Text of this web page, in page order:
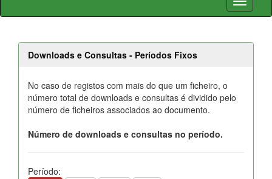
Downloads e Consultas - Períodos Fixos
No caso de registos com mais do que um ficheiro, o
número total de downloads e consultas é dividido pelo
número de ficheiros associados ao documento.
Número de downloads e consultas no período.
Período: